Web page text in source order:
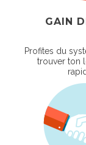
GAIN
Profites du
trouver ton